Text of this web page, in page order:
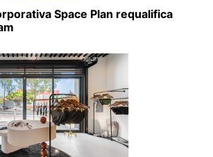
Space Plan requalifica